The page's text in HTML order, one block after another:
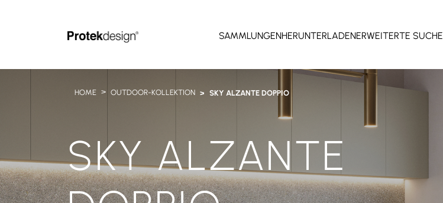
SAMMLUNGENHERUNTERLADENERWEITERTE SUCHE
HOME OUTDOOR-KOLLEKTION SKY ALZANTE DOPPIO
SKY ALZANTE